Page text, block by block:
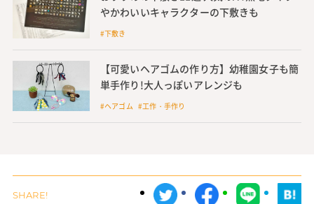
やかわいいキャラクターの下敷きも
#下敷き
【可愛いヘアゴムの作り方】幼稚園女子も簡
単手作り!大人っぽいアレンジも
#ヘアゴム #工作・手作り